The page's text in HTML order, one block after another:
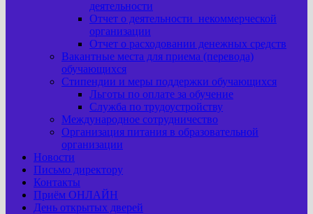
деятельности
Отчет о деятельности некоммерческой
организации
Отчет о расходовании денежных средств
Вакантные места для приема (перевода)
обучающихся
Стипендии и меры поддержки обучающихся
Льготы по оплате за обучение
Служба по трудоустройству
Международное сотрудничество
Организация питания в образовательной
организации
Новости
Письмо директору
Контакты
Приём ОНЛАЙН
День открытых дверей